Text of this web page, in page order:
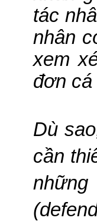
tác
nhân
xem
đơn cá
Dù
cần